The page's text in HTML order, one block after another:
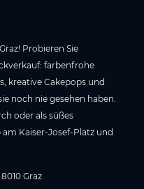
Probieren Sie
farbenfrohe
kreative Cakepops und
noch nie gesehen haben.
oder als süßes
am Kaiser-Josef-Platz und
Graz